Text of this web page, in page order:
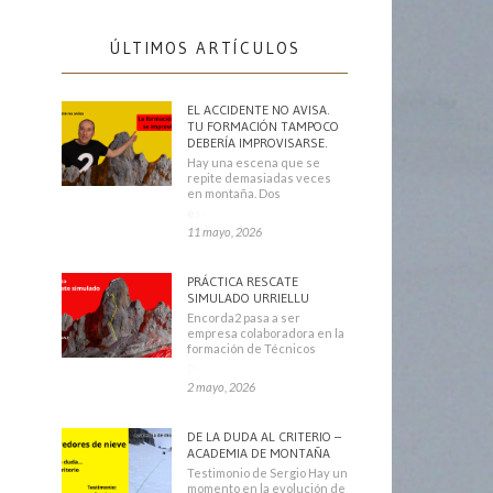
ÚLTIMOS ARTÍCULOS
EL ACCIDENTE NO AVISA.
TU FORMACIÓN TAMPOCO
DEBERÍA IMPROVISARSE.
Hay una escena que se
repite demasiadas veces
en montaña. Dos
11 mayo, 2026
PRÁCTICA RESCATE
SIMULADO URRIELLU
Encorda2 pasa a ser
empresa colaboradora en la
formación de Técnicos
2 mayo, 2026
DE LA DUDA AL CRITERIO –
ACADEMIA DE MONTAÑA
Testimonio de Sergio Hay un
momento en la evolución de